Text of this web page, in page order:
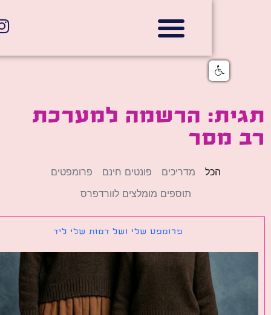
הרשמה למערכת
מסר
מדריכים פונטים חינם
פרומפטים
תוספים מומלצים לוורדפרס
פרומפט שלי ושל דמות שלי ליד